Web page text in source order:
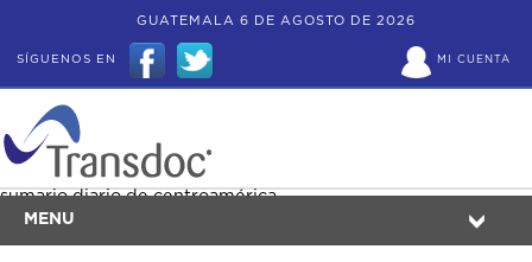
GUATEMALA 6 DE AGOSTO DE 2026
MI CUENTA
SÍGUENOS EN
MENU
sumario diario de centroamérica